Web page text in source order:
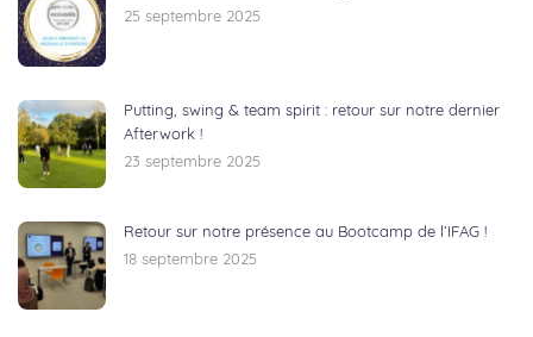
25 septembre 2025
Putting, swing & team spirit : retour sur notre dernier
Afterwork !
23 septembre 2025
Retour sur notre présence au Bootcamp de l’IFAG !
18 septembre 2025